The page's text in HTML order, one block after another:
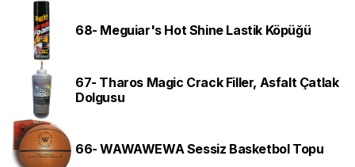
68- Meguiar's Hot Shine Lastik Köpüğü
67- Tharos Magic Crack Filler, Asfalt Çatlak
Dolgusu
66- WAWAWEWA Sessiz Basketbol Topu